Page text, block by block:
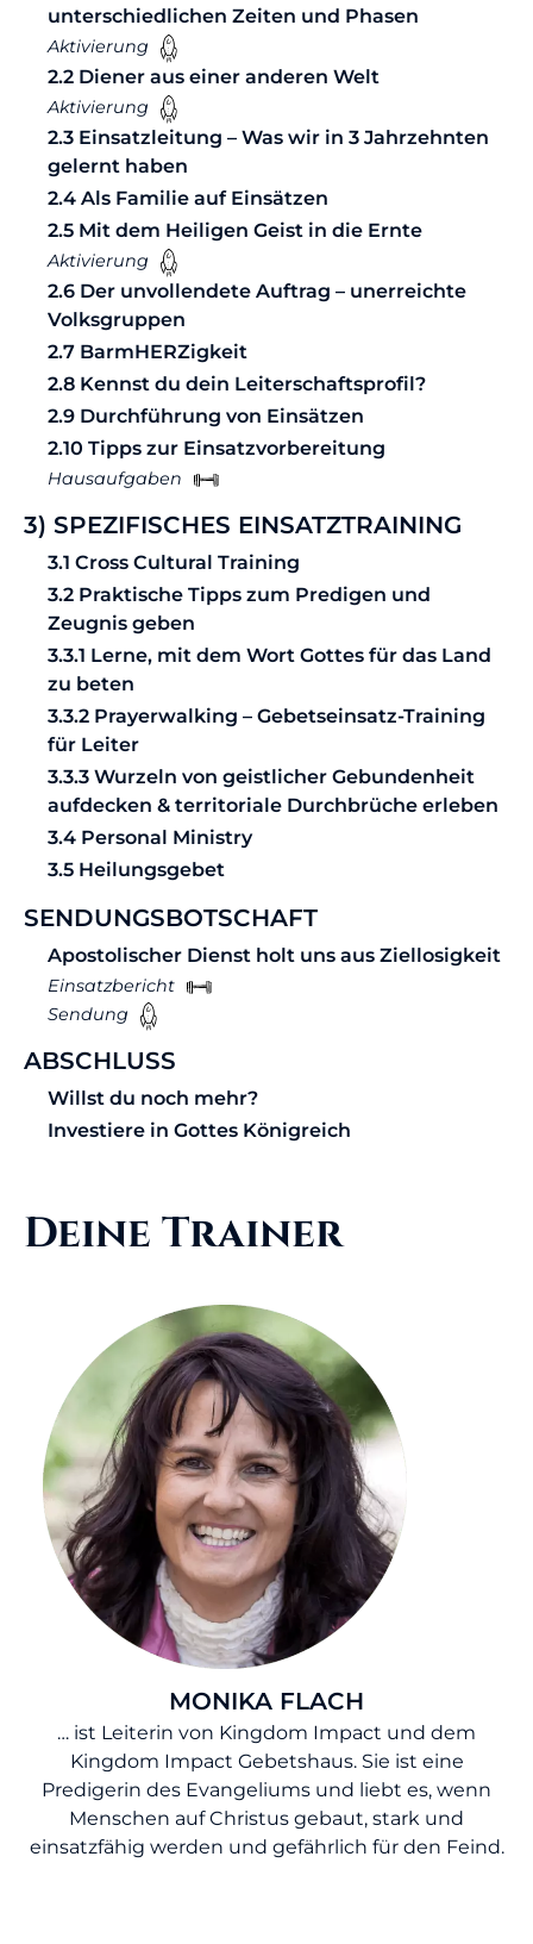
unterschiedlichen Zeiten und Phasen
Aktivierung
2.2 Diener aus einer anderen Welt
Aktivierung
2.3 Einsatzleitung – Was wir in 3 Jahrzehnten
gelernt haben
2.4 Als Familie auf Einsätzen
2.5 Mit dem Heiligen Geist in die Ernte
Aktivierung
2.6 Der unvollendete Auftrag – unerreichte
Volksgruppen
2.7 BarmHERZigkeit
2.8 Kennst du dein Leiterschaftsprofil?
2.9 Durchführung von Einsätzen
2.10 Tipps zur Einsatzvorbereitung
Hausaufgaben
3) SPEZIFISCHES EINSATZTRAINING
3.1 Cross Cultural Training
3.2 Praktische Tipps zum Predigen und
Zeugnis geben
3.3.1 Lerne, mit dem Wort Gottes für das Land
zu beten
3.3.2 Prayerwalking – Gebetseinsatz-Training
für Leiter
3.3.3 Wurzeln von geistlicher Gebundenheit
aufdecken & territoriale Durchbrüche erleben
3.4 Personal Ministry
3.5 Heilungsgebet
SENDUNGSBOTSCHAFT
Apostolischer Dienst holt uns aus Ziellosigkeit
Einsatzbericht
Sendung
ABSCHLUSS
Willst du noch mehr?
Investiere in Gottes Königreich
Deine Trainer
MONIKA FLACH
… ist Leiterin von Kingdom Impact und dem
Kingdom Impact Gebetshaus. Sie ist eine
Predigerin des Evangeliums und liebt es, wenn
Menschen auf Christus gebaut, stark und
einsatzfähig werden und gefährlich für den Feind.